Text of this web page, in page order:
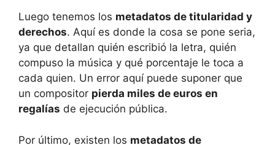
Luego tenemos los metadatos de titularidad y
derechos. Aquí es donde la cosa se pone seria,
ya que detallan quién escribió la letra, quién
compuso la música y qué porcentaje le toca a
cada quien. Un error aquí puede suponer que
un compositor pierda miles de euros en
regalías de ejecución pública.
Por último, existen los metadatos de